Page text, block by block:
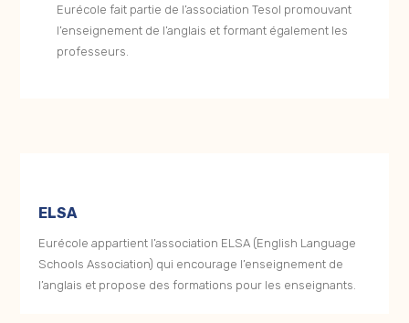
Eurécole fait partie de l’association Tesol promouvant
l’enseignement de l’anglais et formant également les
professeurs.
ELSA
Eurécole appartient l’association ELSA (English Language
Schools Association) qui encourage l’enseignement de
l’anglais et propose des formations pour les enseignants.